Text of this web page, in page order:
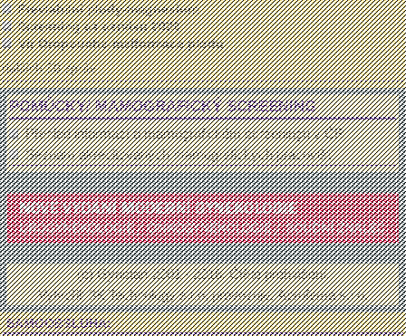
Previabilní plody-magnesium
Screening ca cervixu 2026
Vir Oropouche-malformace plodu
dalších 50 zpráv ...
SAMOOBSLUHA:
POMŮCKY/ MAMOGRAFICKÝ SCREENING
Přehled informací o mamografickém screeningu v ČR
Seznam akreditovaných mamografických pracovišť
(c) Gynstart 2001 - 2016.Čtěte prohlášení.
Vytvořil:3K Technology s.r.o, provozuje:Aprofema s.r.o.